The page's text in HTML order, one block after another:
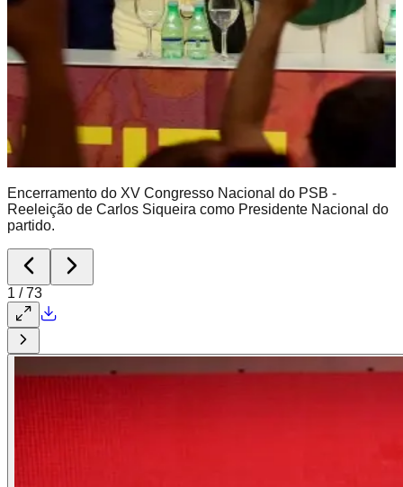
Encerramento do XV Congresso Nacional do PSB -
Reeleição de Carlos Siqueira como Presidente Nacional do
partido.
1 / 73